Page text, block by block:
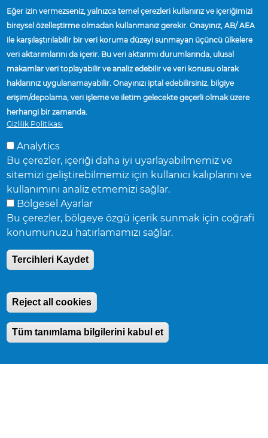
Breadcrumb
Ana Sayfa
TEDARIKÇILER
TESISLER VE KONUMLAR
SATIŞ TEMSILCISI BUL
Accuride Corporation,
© Accuride Corporation.Tüm hakları saklıdır.
Eğer izin vermezseniz, yalnızca temel çerezleri kullanırız ve içeriğimizi
bireysel özelleştirme olmadan kullanmanız gerekir. Onayınız, AB/ AEA
ile karşılaştırılabilir bir veri koruma düzeyi sunmayan üçüncü ülkelere
veri aktarımlarını da içerir. Bu veri aktarımı durumlarında, ulusal
makamlar veri toplayabilir ve analiz edebilir ve veri konusu olarak
haklarınız uygulanamayabilir. Onayınızı iptal edebilirsiniz. bilgiye
erişim/depolama, veri işleme ve iletim gelecekte geçerli olmak üzere
herhangi bir zamanda.
Gizlilik Politikası
Analytics
Bu çerezler, içeriği daha iyi uyarlayabilmemiz ve
sitemizi geliştirebilmemiz için kullanıcı kalıplarını ve
kullanımını analiz etmemizi sağlar.
Bölgesel Ayarlar
Bu çerezler, bölgeye özgü içerik sunmak için coğrafi
konumunuzu hatırlamamızı sağlar.
Tercihleri Kaydet
Reject all cookies
Tüm tanımlama bilgilerini kabul et